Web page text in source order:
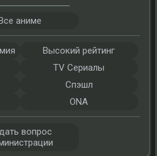
аниме
Высокий рейтинг
TV Сериалы
Спэшл
ONA
вопрос